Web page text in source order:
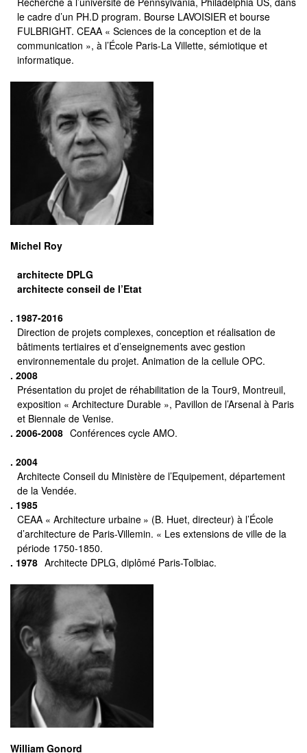
le cadre d’un PH.D program. Bourse LAVOISIER et bourse
FULBRIGHT. CEAA « Sciences de la conception et de la
communication », à l’École Paris-La Villette, sémiotique et
informatique.
Michel Roy
architecte DPLG
architecte conseil de l’Etat
. 1987-2016
Direction de projets complexes, conception et réalisation de
bâtiments tertiaires et d’enseignements avec gestion
environnementale du projet. Animation de la cellule OPC.
. 2008
Présentation du projet de réhabilitation de la Tour9, Montreuil,
exposition « Architecture Durable », Pavillon de l’Arsenal à Paris
et Biennale de Venise.
. 2006-2008 Conférences cycle AMO.
. 2004
Architecte Conseil du Ministère de l’Equipement, département
de la Vendée.
. 1985
CEAA « Architecture urbaine » (B. Huet, directeur) à l’École
d’architecture de Paris-Villemin. « Les extensions de ville de la
période 1750-1850.
. 1978 Architecte DPLG, diplômé Paris-Tolbiac.
William Gonord